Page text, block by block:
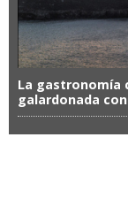
La gastronomía
galardonada